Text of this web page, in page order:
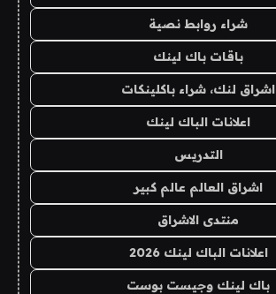
شراء روابط نصية
باقات باك لينك
اشراق لنك، شراء باكلينكات
اعلانات الباك لينك
التدريس
اشراق العالم عالم كبير
منتدى الاشراق
اعلانات الباك لينك 2026
باك لينك وجيست بوست